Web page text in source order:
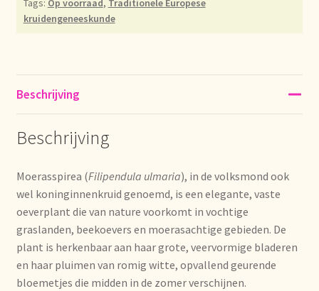
Impressum
Impressum
Imprint
Lagerangelegenheiten
Lebensmittelsicherheit
Tags: Op voorraad, Traditionele Europese
kruidengeneeskunde
Beschrijving
Beschrijving
Moerasspirea (Filipendula ulmaria), in de volksmond ook
wel koninginnenkruid genoemd, is een elegante, vaste
oeverplant die van nature voorkomt in vochtige
graslanden, beekoevers en moerasachtige gebieden. De
plant is herkenbaar aan haar grote, veervormige bladeren
en haar pluimen van romig witte, opvallend geurende
bloemetjes die midden in de zomer verschijnen.